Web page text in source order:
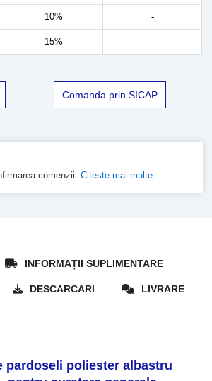
comenzii.Citeste mai multe
10% -
15% -
Comanda prin SICAP
INFORMAȚII SUPLIMENTARE
DESCARCARI LIVRARE
pardoseli poliester albastru